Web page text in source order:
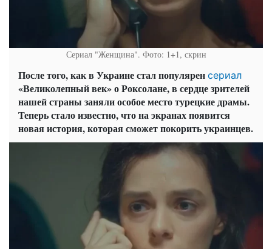
Сериал "Женщина". Фото: 1+1, скрин
После того, как в Украине стал популярен сериал
«Великолепный век» о Роксолане, в сердце зрителей
нашей страны заняли особое место турецкие драмы.
Теперь стало известно, что на экранах появится
новая история, которая сможет покорить украинцев.